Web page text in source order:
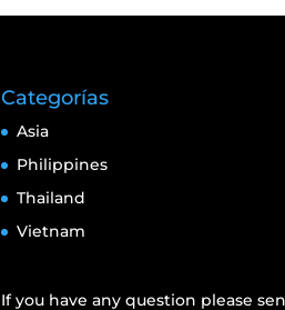
Categorías
Asia
Philippines
Thailand
Vietnam
If you have any question please